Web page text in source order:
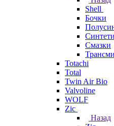
Shell
Бочки
Смазки
Totachi
Total
Twin Air Bio
Valvoline
WOLF
Zic
Назад